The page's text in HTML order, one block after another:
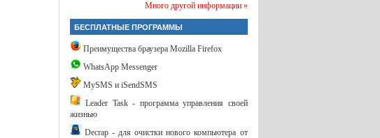
Много другой информации »
БЕСПЛАТНЫЕ ПРОГРАММЫ
Преимущества браузера Mozilla Firefox
WhatsApp Messenger
MySMS и iSendSMS
Leader Task - программа управления своей
жизнью
Decrap - для очистки нового компьютера от